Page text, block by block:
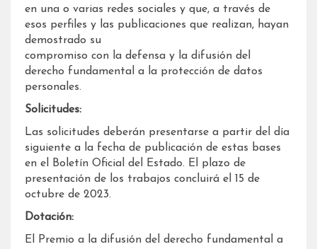
en una o varias redes sociales y que, a través de
esos perfiles y las publicaciones que realizan, hayan
demostrado su
compromiso con la defensa y la difusión del
derecho fundamental a la protección de datos
personales.
Solicitudes:
Las solicitudes deberán presentarse a partir del día
siguiente a la fecha de publicación de estas bases
en el Boletín Oficial del Estado. El plazo de
presentación de los trabajos concluirá el 15 de
octubre de 2023.
Dotación:
El Premio a la difusión del derecho fundamental a